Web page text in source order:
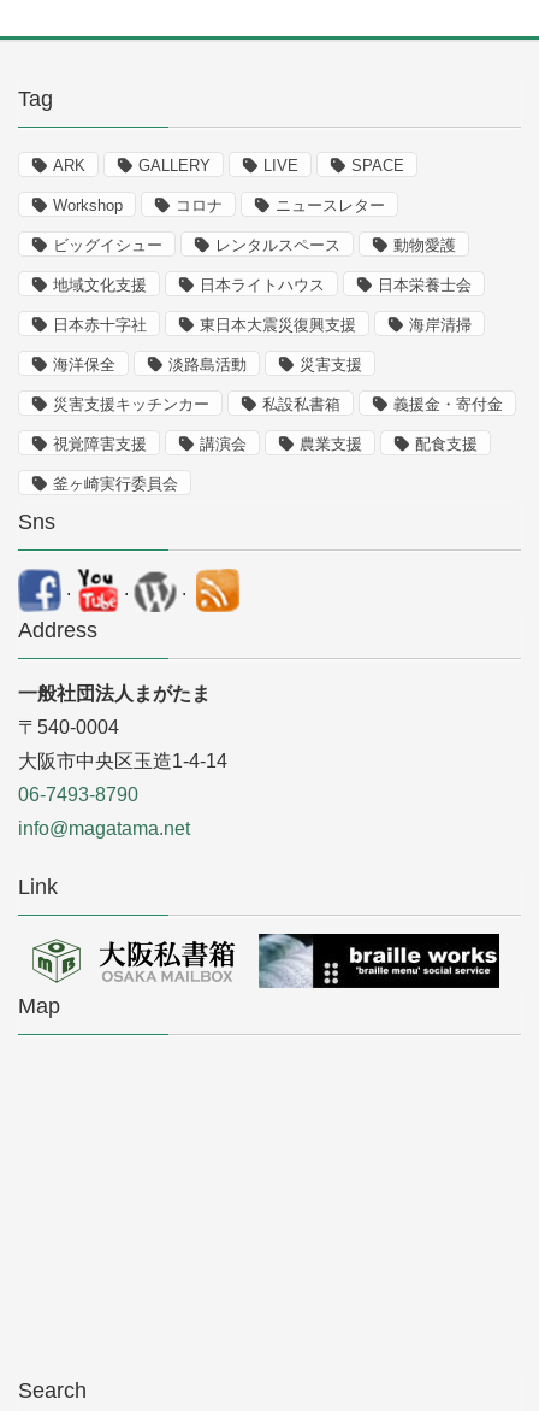
Tag
ARK GALLERY LIVE SPACE
Workshop コロナ ニュースレター
ビッグイシュー レンタルスペース 動物愛護
地域文化支援 日本ライトハウス 日本栄養士会
日本赤十字社 東日本大震災復興支援 海岸清掃
海洋保全 淡路島活動 災害支援
災害支援キッチンカー 私設私書箱 義援金・寄付金
視覚障害支援 講演会 農業支援 配食支援
釜ヶ崎実行委員会
Sns
. . .
Address
一般社団法人まがたま
〒540-0004
大阪市中央区玉造1-4-14
06-7493-8790
info@magatama.net
Link
Map
Search